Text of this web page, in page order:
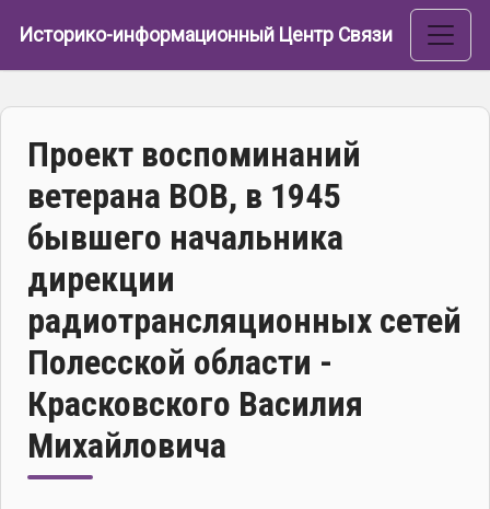
Историко-информационный Центр Связи
Проект воспоминаний
ветерана ВОВ, в 1945
бывшего начальника
дирекции
радиотрансляционных сетей
Полесской области -
Красковского Василия
Михайловича